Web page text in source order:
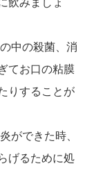
飲みましょ
中の殺菌、消
てお口の粘膜
りすることが
ができた時、
げるために処